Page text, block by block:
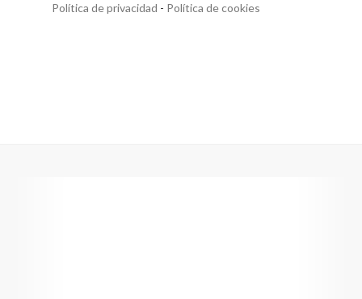
Política de privacidad - Política de cookies